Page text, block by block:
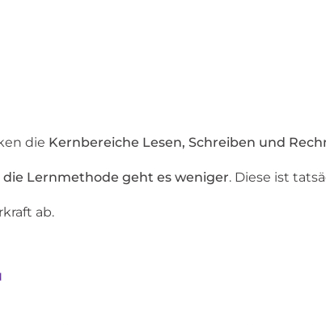
die Kernbereiche Lesen, Schreiben und
die Lernmethode geht es weniger. Diese ist
ab.